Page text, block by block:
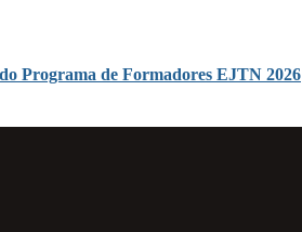
Programa de Formadores EJTN 2026